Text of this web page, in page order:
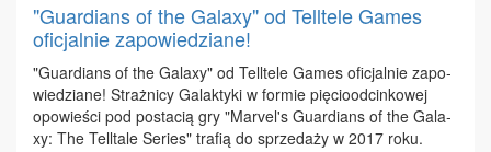
"Guardians of the Galaxy" od Telltele Games
oficjalnie zapowiedziane!
"Gu­ar­dians of the Ga­la­xy" od Tel­l­te­le Ga­mes ofi­cjal­nie za­po­
wie­dzia­ne! Straż­ni­cy Ga­lak­ty­ki w for­mie pię­cio­od­cin­ko­wej
opo­wie­ści pod po­sta­cią gry "Ma­rvel's Gu­ar­dians of the Ga­la­
xy: The Tel­l­ta­le Se­ries" tra­fią do sprze­da­ży w 2017 ro­ku.